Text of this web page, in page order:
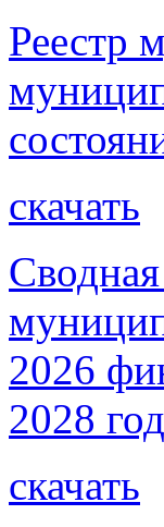
Реестр
скачать
2026
2028
скачать